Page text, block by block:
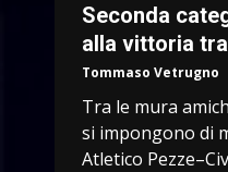
Seconda
alla vittoria
Tommaso Vetrugno
Tra le mura
si impongono di
Atletico